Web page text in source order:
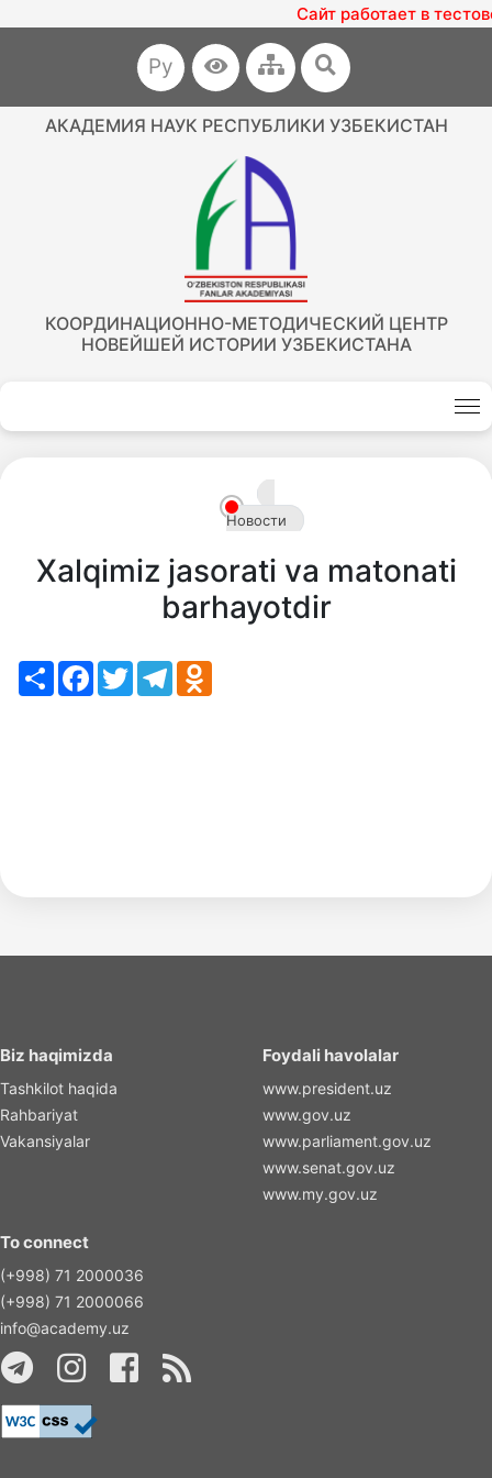
Сайт работает в
Ру
АКАДЕМИЯ НАУК РЕСПУБЛИКИ УЗБЕКИСТАН
КООРДИНАЦИОННО-МЕТОДИЧЕСКИЙ ЦЕНТР
НОВЕЙШЕЙ ИСТОРИИ УЗБЕКИСТАНА
Новости
Xalqimiz jasorati va matonati
barhayotdir
ShareFacebook
TwitterTelegram
Biz haqimizda
Tashkilot haqida
Rahbariyat
Vakansiyalar
Foydali havolalar
www.president.uz
www.gov.uz
www.parliament.gov.uz
www.senat.gov.uz
www.my.gov.uz
To connect
(+998) 71 2000036
(+998) 71 2000066
info@academy.uz